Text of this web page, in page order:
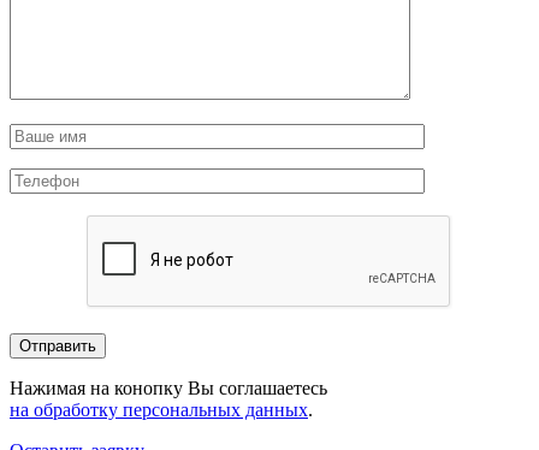
Нажимая на конопку Вы соглашаетесь
на обработку персональных данных.